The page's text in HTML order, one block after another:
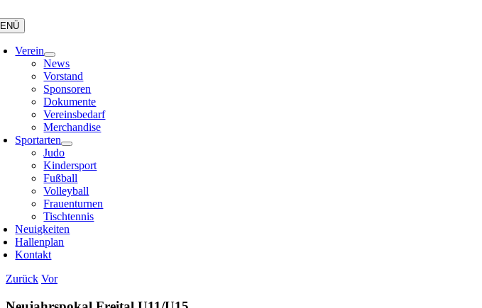
Inhalt
springen
Verein
News
Vorstand
Sponsoren
Dokumente
Vereinsbedarf
Merchandise
Sportarten
Judo
Kindersport
Fußball
Volleyball
Frauenturnen
Tischtennis
Neuigkeiten
Hallenplan
Kontakt
Zurück Vor